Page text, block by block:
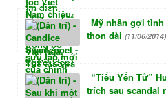
Mỹ nhân gợi
thon dài (11/06/2014)
“Tiểu Yến Tử”
trích sau scandal